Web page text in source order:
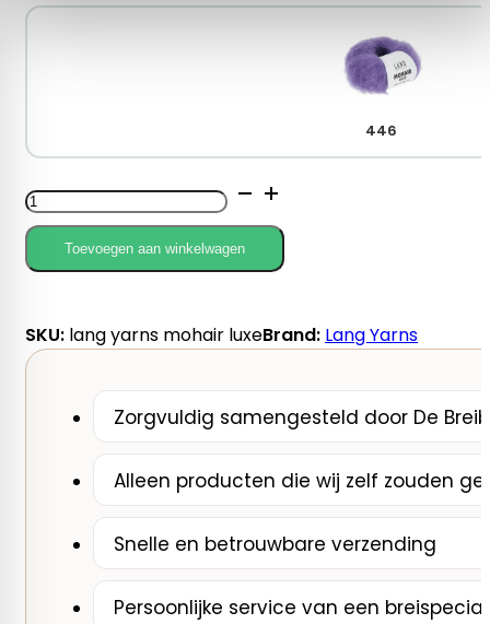
446
Lang
Yarns
Mohair
Luxe
Toevoegen aan winkelwagen
SKU: lang yarns mohair luxeBrand: Lang Yarns
Zorgvuldig samengesteld door De
Alleen producten die wij zelf zouden
Snelle en betrouwbare verzending
Persoonlijke service van een